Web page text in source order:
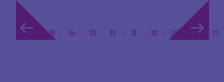
1... 35 34 33 32 31 30 29 28 27